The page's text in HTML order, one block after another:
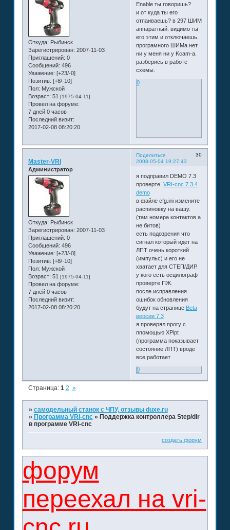
Откуда: Рыбинск
Зарегистрирован: 2007-11-03
Приглашений: 0
Сообщений: 496
Уважение: [+23/-0]
Позитив: [+8/-10]
Пол: Мужской
Возраст: 51 [1975-04-11]
Провел на форуме:
7 дней 0 часов
Последний визит:
2017-02-08 08:20:20
Enable ты говоришь?
и от куда ты его
отпаиваешь? в 297 ШИМ
аппаратный. видимо ты
его этим и отключаешь.
програмного ШИМа нет
ни у меня ни у Kcam-а.
разберись в работе
схемы.
0
Поделиться
30
2008-05-04 19:27:43
Master-VRI
Администратор
Откуда: Рыбинск
Зарегистрирован: 2007-11-03
Приглашений: 0
Сообщений: 496
Уважение: [+23/-0]
Позитив: [+8/-10]
Пол: Мужской
Возраст: 51 [1975-04-11]
Провел на форуме:
7 дней 0 часов
Последний визит:
2017-02-08 08:20:20
я подправил DEMO 7.3
проверте. VRI-cnc 7.3.4
demo
в файле cfg.ini измените
распиновку на вашу.
(там номера контактов а
не битов)
есть подозрения что
сигнал который идет на
ЛПТ очень короткий
(импульс) и его не
хватает для СТЕП/ДИР.
у кого есть осцилограф
проверте ПЖ.
после исправления
ошибок обновления
будут на странице Beta
версии 7.3
я проверял прогу с
ппомощью XPlpt
(программа показывает
состояние ЛПТ) вроде
все работает
0
Страница: 1 2 »
» самодельный станок с ЧПУ, отзывы duxe.ru
» Программа VRI-cnc » Поддержка контроллера Step/dir
в программе VRI-cnc
создать форум
форум
переехал на vri-